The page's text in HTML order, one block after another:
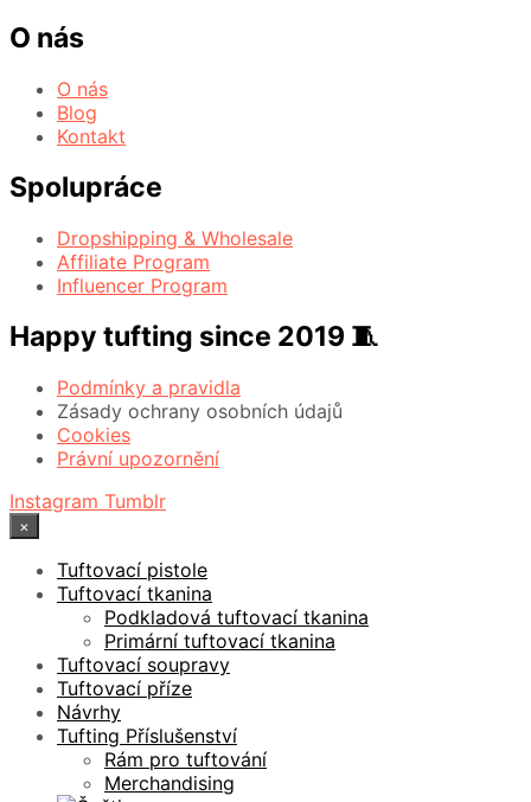
O nás
O nás
Blog
Kontakt
Spolupráce
Dropshipping & Wholesale
Affiliate Program
Influencer Program
Happy tufting since 2019 🧵
Podmínky a pravidla
Zásady ochrany osobních údajů
Cookies
Právní upozornění
Instagram Tumblr
×
Tuftovací pistole
Tuftovací tkanina
Podkladová tuftovací tkanina
Primární tuftovací tkanina
Tuftovací soupravy
Tuftovací příze
Návrhy
Tufting Příslušenství
Rám pro tuftování
Merchandising